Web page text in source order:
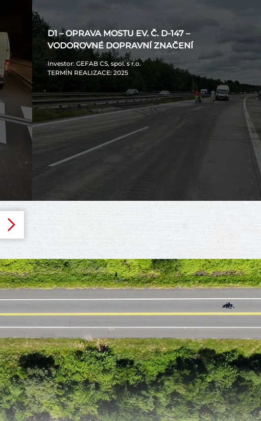
D1 – OPRAVA MOSTU EV. Č. D-147 –
VODOROVNÉ DOPRAVNÍ ZNAČENÍ
Investor: GEFAB CS, spol. s r.o.
TERMÍN REALIZACE: 2025